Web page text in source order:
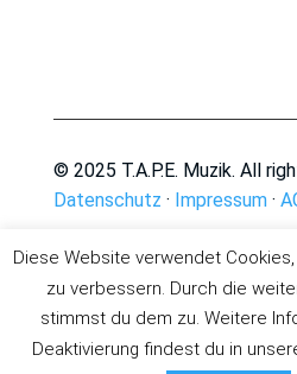
© 2025 T.A.P.E. Muzik. All
Datenschutz · Impressum·
Diese Website verwendet
zu verbessern. Durch die
stimmst du dem zu. Weitere
Deaktivierung findest du in
Deutsch